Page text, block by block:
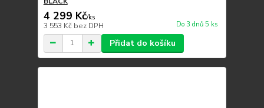
4 299 Kč/ks
3 553 Kč bez DPH Do 3 dnů 5 ks
Přidat do košíku